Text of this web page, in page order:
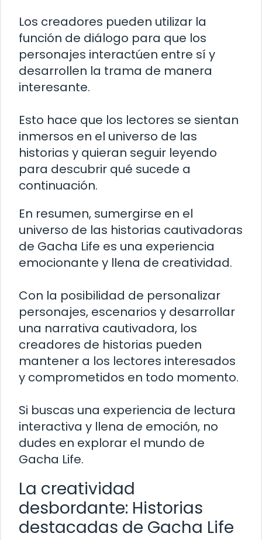
Los creadores pueden utilizar la
función de diálogo para que los
personajes interactúen entre sí y
desarrollen la trama de manera
interesante.
Esto hace que los lectores se sientan
inmersos en el universo de las
historias y quieran seguir leyendo
para descubrir qué sucede a
continuación.
En resumen, sumergirse en el
universo de las historias cautivadoras
de Gacha Life es una experiencia
emocionante y llena de creatividad.
Con la posibilidad de personalizar
personajes, escenarios y desarrollar
una narrativa cautivadora, los
creadores de historias pueden
mantener a los lectores interesados
y comprometidos en todo momento.
Si buscas una experiencia de lectura
interactiva y llena de emoción, no
dudes en explorar el mundo de
Gacha Life.
La creatividad
desbordante: Historias
destacadas de Gacha Life